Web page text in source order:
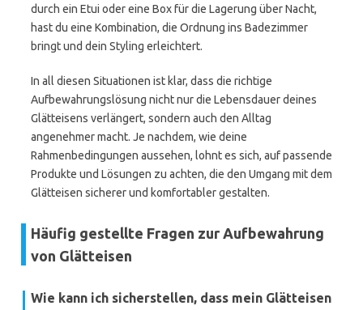
durch ein Etui oder eine Box für die Lagerung über Nacht,
hast du eine Kombination, die Ordnung ins Badezimmer
bringt und dein Styling erleichtert.
In all diesen Situationen ist klar, dass die richtige
Aufbewahrungslösung nicht nur die Lebensdauer deines
Glätteisens verlängert, sondern auch den Alltag
angenehmer macht. Je nachdem, wie deine
Rahmenbedingungen aussehen, lohnt es sich, auf passende
Produkte und Lösungen zu achten, die den Umgang mit dem
Glätteisen sicherer und komfortabler gestalten.
Häufig gestellte Fragen zur Aufbewahrung
von Glätteisen
Wie kann ich sicherstellen, dass mein Glätteisen